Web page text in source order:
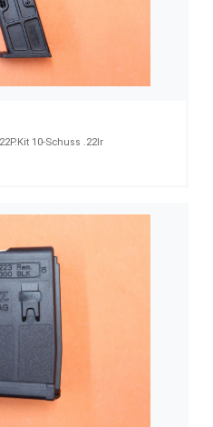
10-Schuss .22lr